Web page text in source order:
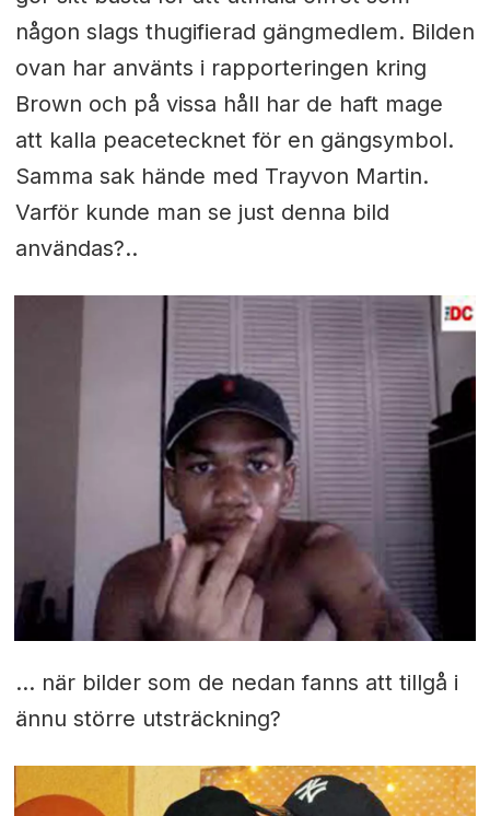
någon slags thugifierad gängmedlem. Bilden
ovan har använts i rapporteringen kring
Brown och på vissa håll har de haft mage
att kalla peacetecknet för en gängsymbol.
Samma sak hände med Trayvon Martin.
Varför kunde man se just denna bild
användas?..
… när bilder som de nedan fanns att tillgå i
ännu större utsträckning?